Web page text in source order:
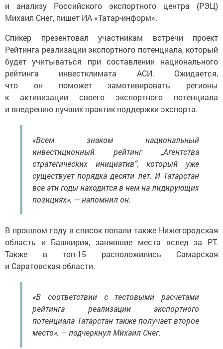
и анализу Российского экспортного центра (РЭЦ)
Михаил Снег, пишет ИА «Татар-информ».
Спикер презентовал участникам встречи проект
Рейтинга реализации экспортного потенциала, который
будет учитываться при составлении национального
рейтинга инвестклимата АСИ. Ожидается,
что он поможет замотивировать регионы
к активизации своего экспортного потенциала
и внедрению лучших практик поддержки экспорта.
«Всем знаком национальный
инвестиционный рейтинг „Агентства
стратегических инициатив“, который уже
существует порядка десяти лет. И Татарстан
все эти годы находится в нем на лидирующих
позициях», — напомнил он.
В прошлом году в список попали также Нижегородская
область и Башкирия, занявшие места вслед за РТ.
Также в топ-15 расположились Самарская
и Саратовская области.
«В соответствии с тестовыми расчетами
рейтинга реализации экспортного
потенциала Татарстан также получает второе
место», — подчеркнул Михаил Снег.